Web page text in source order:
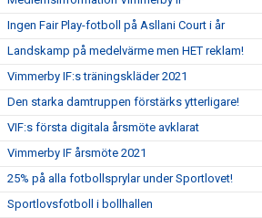
Ingen Fair Play-fotboll på Asllani Court i år
Landskamp på medelvärme men HET reklam!
Vimmerby IF:s träningskläder 2021
Den starka damtruppen förstärks ytterligare!
VIF:s första digitala årsmöte avklarat
Vimmerby IF årsmöte 2021
25% på alla fotbollsprylar under Sportlovet!
Sportlovsfotboll i bollhallen